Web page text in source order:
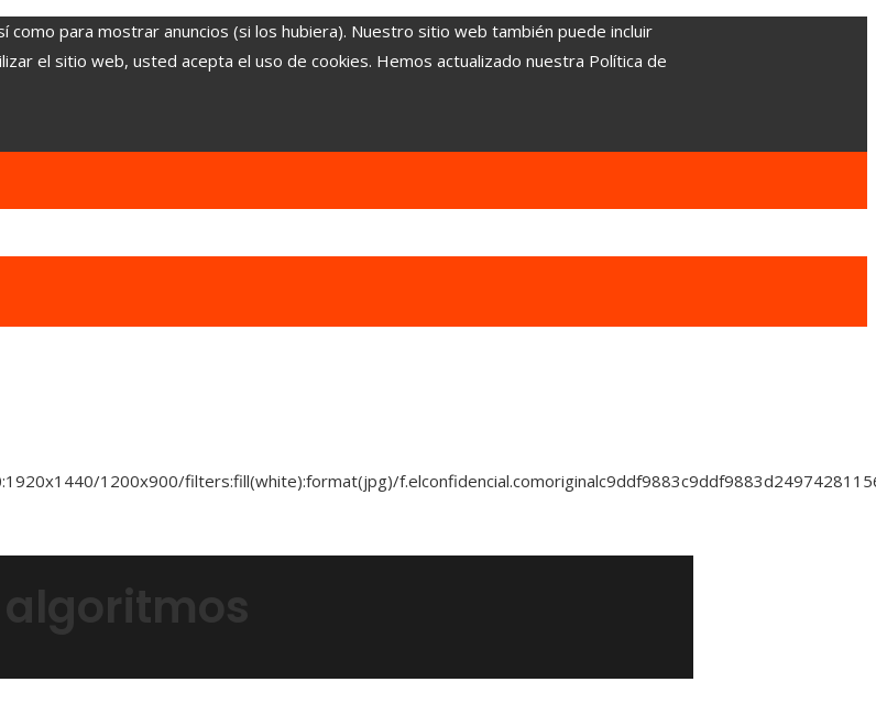
para mostrar anuncios (si los hubiera). Nuestro sitio web también puede incluir
el sitio web, usted acepta el uso de cookies. Hemos actualizado nuestra Política de